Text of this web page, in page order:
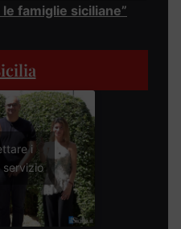
famiglie siciliane”
i
servizio